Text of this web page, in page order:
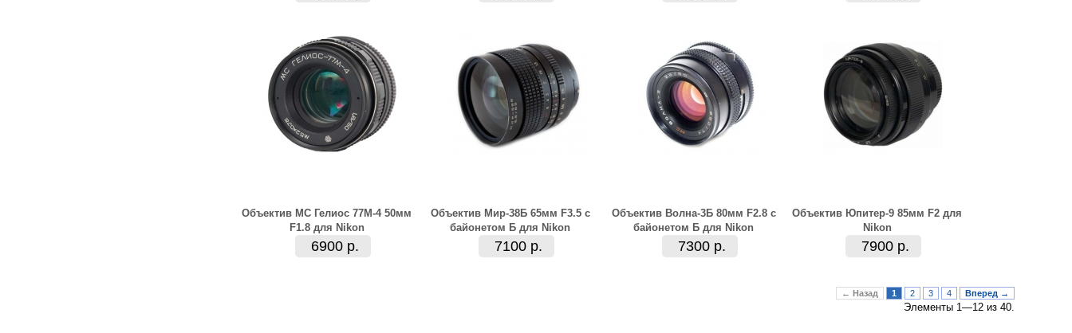
Объектив МС Гелиос 77М-4 50мм
F1.8 для Nikon
6900 р.
Объектив Мир-38Б 65мм F3.5 с
байонетом Б для Nikon
7100 р.
Объектив Волна-3Б 80мм F2.8 с
байонетом Б для Nikon
7300 р.
Объектив Юпитер-9 85мм F2 для
Nikon
7900 р.
← Назад 1 2 3 4 Вперед →
Элементы 1—12 из 40.